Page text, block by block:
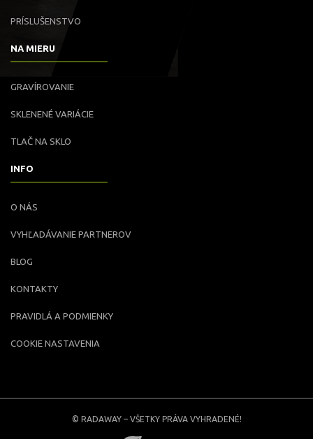
PRÍSLUŠENSTVO
NA MIERU
GRAVÍROVANIE
SKLENENÉ VARIÁCIE
TLAČ NA SKLO
INFO
O NÁS
VYHĽADÁVANIE PARTNEROV
BLOG
KONTAKTY
PRAVIDLÁ A PODMIENKY
COOKIE NASTAVENIA
© RADAWAY – VŠETKY PRÁVA VYHRADENÉ!